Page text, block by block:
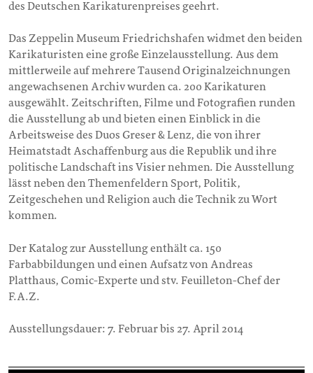
des Deutschen Karikaturenpreises geehrt.
Das Zeppelin Museum Friedrichshafen widmet den beiden
Karikaturisten eine große Einzelausstellung. Aus dem
mittlerweile auf mehrere Tausend Originalzeichnungen
angewachsenen Archiv wurden ca. 200 Karikaturen
ausgewählt. Zeitschriften, Filme und Fotografien runden
die Ausstellung ab und bieten einen Einblick in die
Arbeitsweise des Duos Greser & Lenz, die von ihrer
Heimatstadt Aschaffenburg aus die Republik und ihre
politische Landschaft ins Visier nehmen. Die Ausstellung
lässt neben den Themenfeldern Sport, Politik,
Zeitgeschehen und Religion auch die Technik zu Wort
kommen.
Der Katalog zur Ausstellung enthält ca. 150
Farbabbildungen und einen Aufsatz von Andreas
Platthaus, Comic-Experte und stv. Feuilleton-Chef der
F.A.Z.
Ausstellungsdauer: 7. Februar bis 27. April 2014